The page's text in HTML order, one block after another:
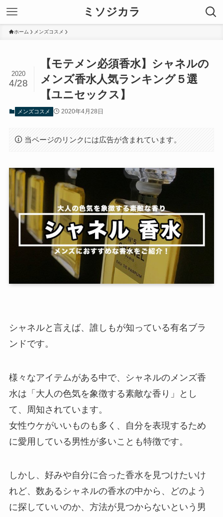
ミソジカラ
ホーム メンズコスメ
【モテメン必須香水】シャネルの
メンズ香水人気ランキング５選
【ユニセックス】
2020
4/28
メンズコスメ 2020年4月28日
当ページのリンクには広告が含まれています。
シャネルと言えば、誰しもが知っている有名ブラ
ンドです。
様々なアイテムがある中で、シャネルのメンズ香
水は「大人の色気を象徴する素敵な香り」とし
て、周知されています。
女性ウケがいいものも多く、自分を表現するため
に愛用している男性が多いことも特徴です。
しかし、好みや自分に合った香水を見つけたいけ
れど、数あるシャネルの香水の中から、どのよう
に探していいのか、方法が見つからないという男